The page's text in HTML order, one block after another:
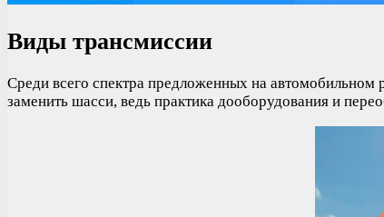
Виды трансмиссии
Среди всего спектра предложенных на
заменить шасси, ведь практика дооборудования и